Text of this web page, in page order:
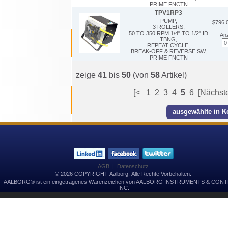
PRIME FNCTN
TPV1RP3
PUMP,
3 ROLLERS,
50 TO 350 RPM 1/4" TO 1/2" ID
TBNG,
REPEAT CYCLE,
BREAK-OFF & REVERSE SW,
PRIME FNCTN
zeige 41 bis 50 (von 58Artikel)
[<
1 2 3 4 5 6
AGB | Datenschutz
© 2026 COPYRIGHT Aalborg. Alle Rechte Vorbehalten.
AALBORG® ist ein eingetragenes Warenzeichen von AALBORG INSTRUMENTS &
INC.